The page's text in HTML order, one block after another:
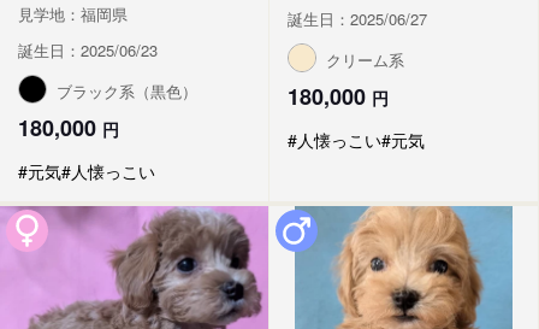
見学地：福岡県
誕生日：2025/06/23
ブラック系（黒色）
180,000 円
#元気#人懐っこい
誕生日：2025/06/27
クリーム系
180,000 円
#人懐っこい#元気